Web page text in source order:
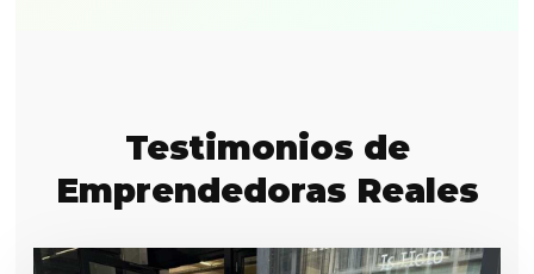
Testimonios de
Emprendedoras Reales